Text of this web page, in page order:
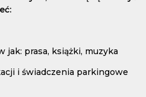
prasa, książki, muzyka
i świadczenia parkingowe